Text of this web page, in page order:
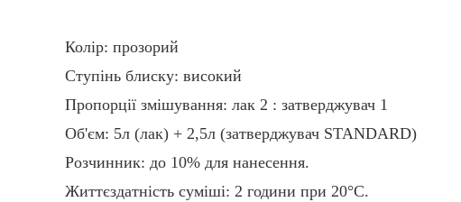
Колір: прозорий
Ступінь блиску: високий
Пропорції змішування: лак 2 : затверджувач 1
Об'єм: 5л (лак) + 2,5л (затверджувач STANDARD)
Розчинник: до 10% для нанесення.
Життєздатність суміші: 2 години при 20°C.